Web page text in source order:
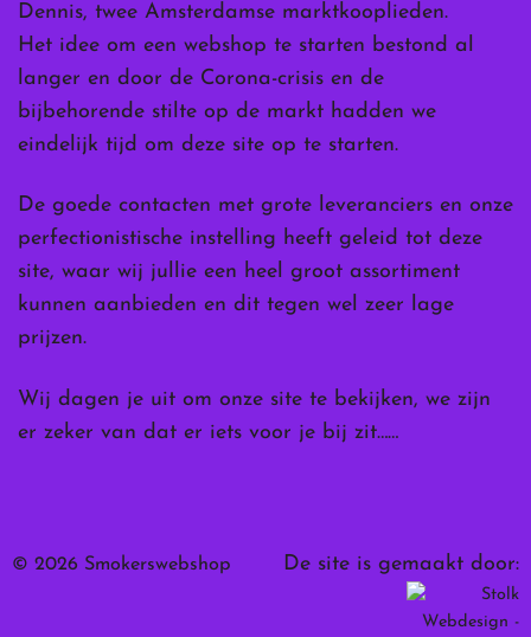
Dennis, twee Amsterdamse marktkooplieden.
Het idee om een webshop te starten bestond al
langer en door de Corona-crisis en de
bijbehorende stilte op de markt hadden we
eindelijk tijd om deze site op te starten.
De goede contacten met grote leveranciers en onze
perfectionistische instelling heeft geleid tot deze
site, waar wij jullie een heel groot assortiment
kunnen aanbieden en dit tegen wel zeer lage
prijzen.
Wij dagen je uit om onze site te bekijken, we zijn
er zeker van dat er iets voor je bij zit……
© 2026 Smokerswebshop De site is gemaakt door: